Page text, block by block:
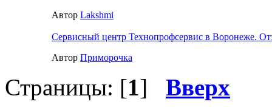
Автор Lakshmi
Сервисный центр Технопрофсервис в Воронеже.
Автор Приморочка
Страницы: [1] Вверх